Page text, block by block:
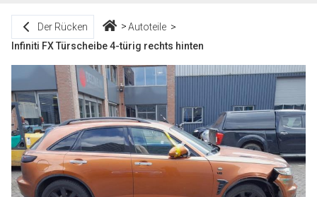
Der Rücken
Autoteile
Infiniti FX Türscheibe 4-türig rechts hinten